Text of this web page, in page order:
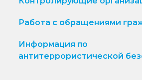
Работа с обращениями
Информация по
антитеррористической